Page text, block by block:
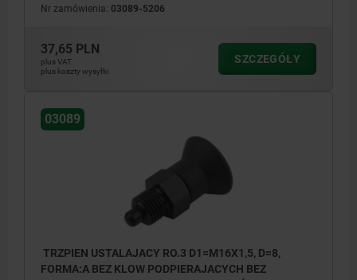
Nr zamówienia: 03089-5206
37,65 PLN
plus VAT
plus koszty wysyłki
SZCZEGÓŁY
03089
TRZPIEN USTALAJACY RO.3 D1=M16X1,5, D=8,
FORMA:A BEZ KLOW PODPIERAJACYCH BEZ